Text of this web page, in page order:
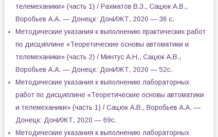
телемеханики» (часть 1) / Рахматов В.З., Сацюк А.В.,
Воробьев А.А. — Донецк: ДонИЖТ, 2020 — 36 с.
Методические указания к выполнению практических работ
по дисциплине «Теоретические основы автоматики и
телемеханики» (часть 2) / Минтус А.Н., Сацюк А.В.,
Воробьев А.А. — Донецк: ДонИЖТ, 2020 — 52с.
Методические указания к выполнению лабораторных
работ по дисциплине «Теоретические основы автоматики
и телемеханики» (часть 1) / Сацюк А.В., Воробьев А.А. —
Донецк: ДонИЖТ, 2020 — 69с.
Методические указания к выполнению лабораторных